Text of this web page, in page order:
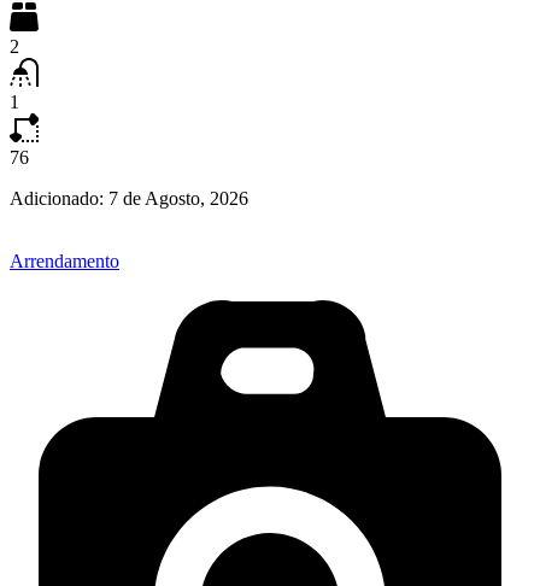
2
1
76
Adicionado: 7 de Agosto, 2026
Arrendamento